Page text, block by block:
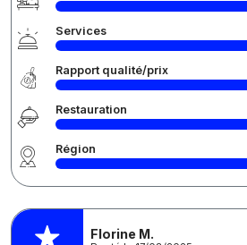
Services
Rapport qualité/prix
Restauration
Région
Florine M.